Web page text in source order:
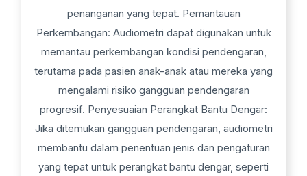
penanganan yang tepat. Pemantauan
Perkembangan: Audiometri dapat digunakan untuk
memantau perkembangan kondisi pendengaran,
terutama pada pasien anak-anak atau mereka yang
mengalami risiko gangguan pendengaran
progresif. Penyesuaian Perangkat Bantu Dengar:
Jika ditemukan gangguan pendengaran, audiometri
membantu dalam penentuan jenis dan pengaturan
yang tepat untuk perangkat bantu dengar, seperti